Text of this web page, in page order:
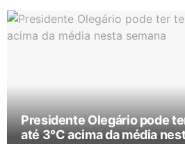
Presidente Olegário pode
até 3°C acima da média